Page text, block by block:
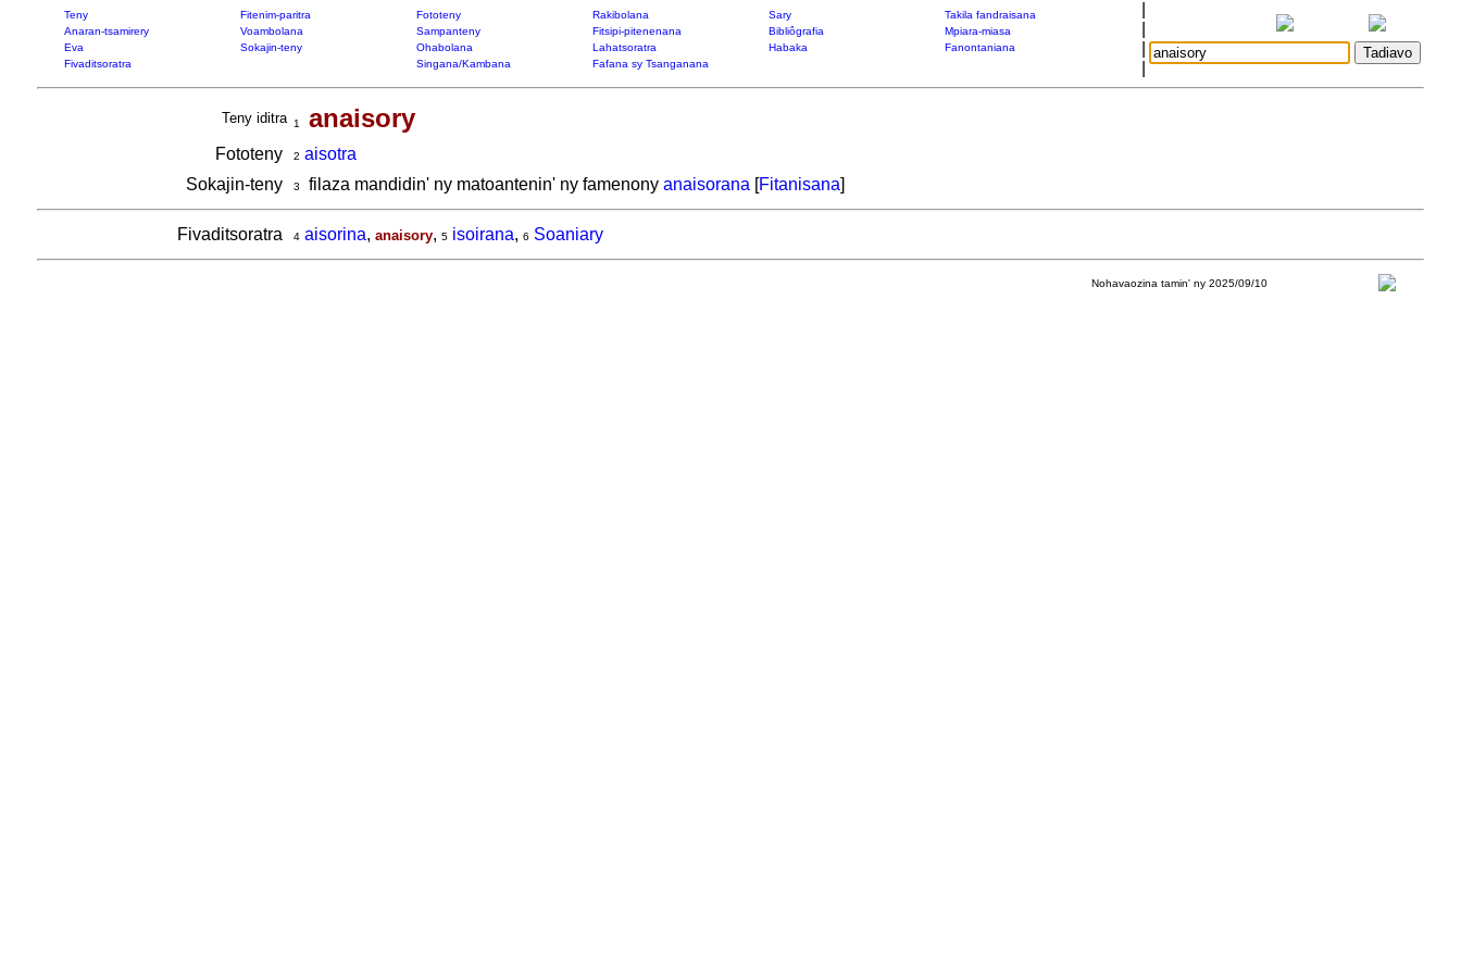
Teny Fitenim-paritra Fototeny Rakibolana Sary
Takila fandraisana
Anaran-tsamirery
Voambolana Sampanteny Fitsipi-pitenenana Bibliôgrafia
Mpiara-miasa
Eva
Sokajin-teny Ohabolana Lahatsoratra Habaka
Fanontaniana
Fivaditsoratra
Singana/Kambana Fafana sy Tsanganana
Teny iditra 1 anaisory
Fototeny 2 aisotra
Sokajin-teny
3 filaza mandidin' ny matoantenin' ny famenony anaisorana [Fitanisana]
Fivaditsoratra 4 aisorina, anaisory, 5 isoirana, 6 Soaniary
Nohavaozina tamin' ny 2025/09/10